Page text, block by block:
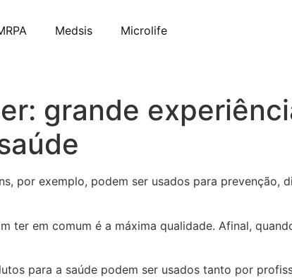
Medsis Microlife
grande
por exemplo, podem ser usados para prevenção,
ter em comum é a máxima qualidade. Afinal,
para a saúde podem ser usados tanto por